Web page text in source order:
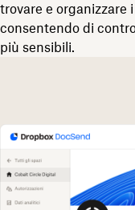
trovare e organizzare
consentendo di
più sensibili.